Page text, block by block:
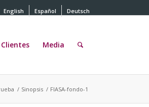
English Español Deutsch
Clientes Media
/ Sinopsis / FIASA-fondo-1